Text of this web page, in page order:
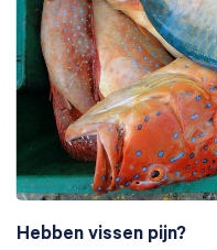
Hebben vissen pijn?